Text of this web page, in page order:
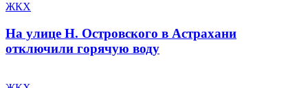
ЖКХ
На улице Н. Островского в Астрахани
отключили горячую воду